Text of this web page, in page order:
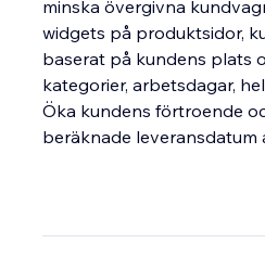
minska övergivna
widgets på produktsidor,
baserat på kundens plats
kategorier, arbetsdagar,
Öka kundens förtroende
beräknade leveransdatum